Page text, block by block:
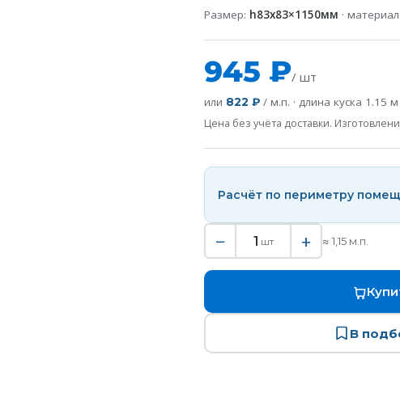
Размер: h83x83×1150мм · материал
945 ₽/ шт
или 822 ₽ / м.п. · длина куска 1.15 м
Цена без учёта доставки.
Расчёт по периметру
− 1 шт + ≈ 1,15 м.п.
В